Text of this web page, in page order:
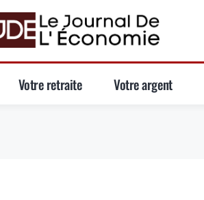
Votre retraite Votre argent